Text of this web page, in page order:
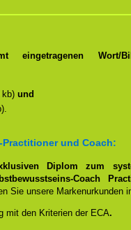
eingetragenen Wort/
kb) und
und Coach:
Diplom zum
Coach
Sie unsere Markenurkunden
mit den Kriterien der ECA.